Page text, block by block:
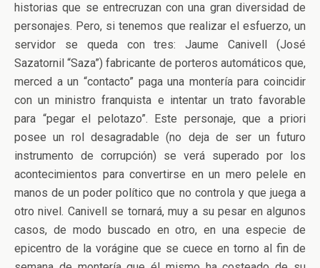
historias que se entrecruzan con una gran diversidad de
personajes. Pero, si tenemos que realizar el esfuerzo, un
servidor se queda con tres: Jaume Canivell (José
Sazatornil “Saza”) fabricante de porteros automáticos que,
merced a un “contacto” paga una montería para coincidir
con un ministro franquista e intentar un trato favorable
para “pegar el pelotazo”. Este personaje, que a priori
posee un rol desagradable (no deja de ser un futuro
instrumento de corrupción) se verá superado por los
acontecimientos para convertirse en un mero pelele en
manos de un poder político que no controla y que juega a
otro nivel. Canivell se tornará, muy a su pesar en algunos
casos, de modo buscado en otro, en una especie de
epicentro de la vorágine que se cuece en torno al fin de